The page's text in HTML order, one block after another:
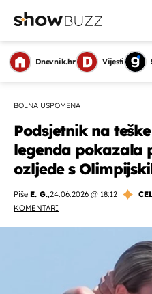
Dnevnik.hr Vijesti
BOLNA USPOMENA
Podsjetnik na
legenda pokazala
ozljede s
Piše E. G.,24.06.2026 @ 18:12
KOMENTARI
OMOGUĆI